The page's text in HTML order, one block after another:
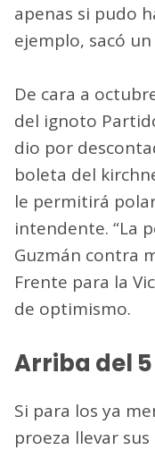
apenas si pudo
ejemplo, sacó
De cara a
del ignoto
dio por
boleta del
le permitirá
intendente. “La
Guzmán contra
Frente para la
de optimismo.
Arriba del 5
Si para los ya
proeza llevar